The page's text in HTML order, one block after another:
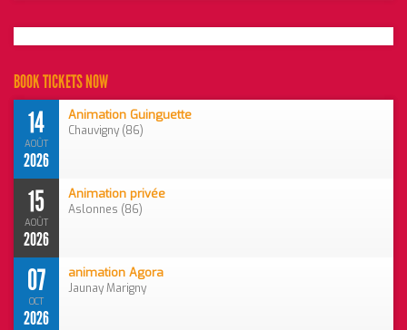
BOOK TICKETS NOW
14
AOÛT
2026
Animation Guinguette
Chauvigny (86)
15
AOÛT
2026
Animation privée
Aslonnes (86)
07
OCT
2026
animation Agora
Jaunay Marigny